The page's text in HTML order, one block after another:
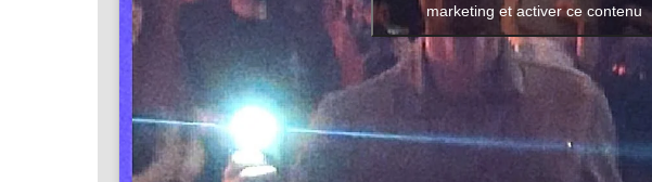
marketing et activer ce contenu